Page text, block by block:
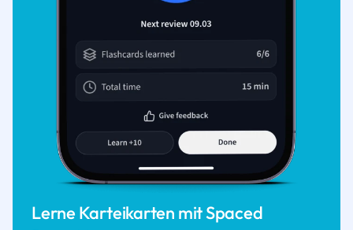
Lerne Karteikarten mit Spaced